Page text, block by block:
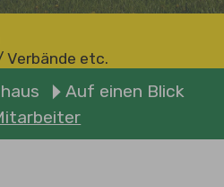
Verbände etc.
Auf einen Blick